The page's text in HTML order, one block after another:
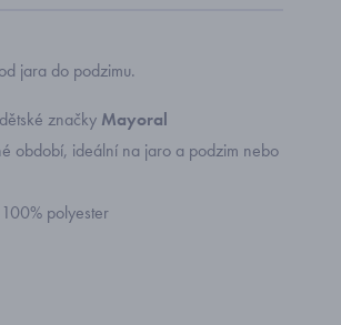
jara do podzimu.
značky Mayoral
období, ideální na jaro a podzim nebo
polyester